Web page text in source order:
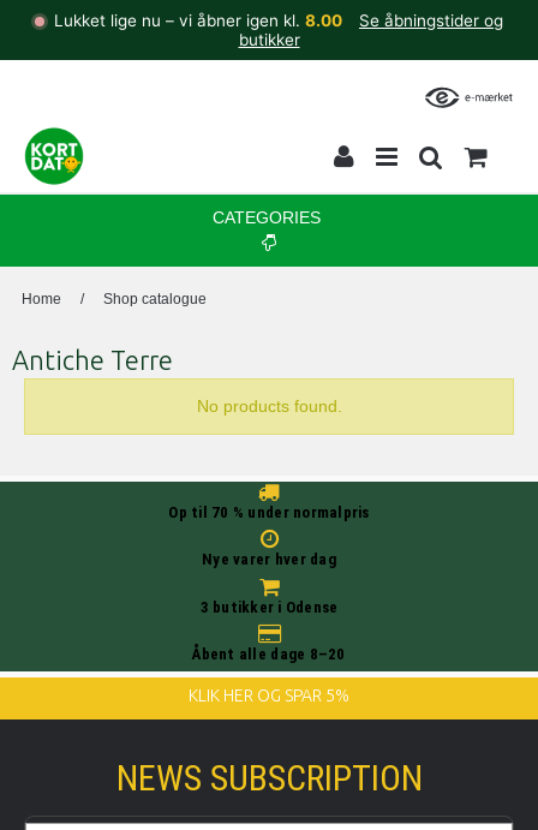
Lukket lige nu – vi åbner igen kl. 8.00
Se åbningstider og
butikker
CATEGORIES
Home / Shop catalogue
Antiche Terre
No products found.
Op til 70 % under normalpris
Nye varer hver dag
3 butikker i Odense
Åbent alle dage 8–20
KLIK HER OG SPAR 5%
NEWS SUBSCRIPTION